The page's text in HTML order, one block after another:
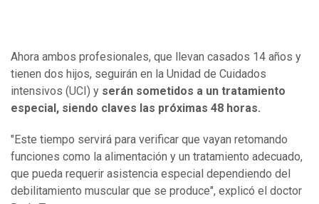
Ahora ambos profesionales, que llevan casados 14 años y
tienen dos hijos, seguirán en la Unidad de Cuidados
intensivos (UCI) y serán sometidos a un tratamiento
especial, siendo claves las próximas 48 horas.
"Este tiempo servirá para verificar que vayan retomando
funciones como la alimentación y un tratamiento adecuado,
que pueda requerir asistencia especial dependiendo del
debilitamiento muscular que se produce", explicó el doctor